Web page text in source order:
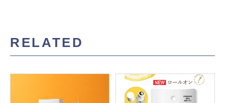
RELATED